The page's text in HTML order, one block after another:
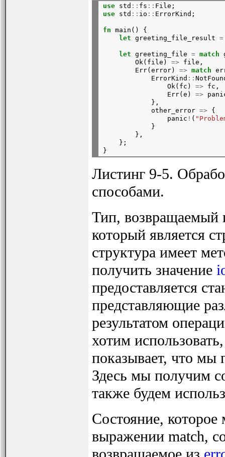
use std :: fs :: File;
use std :: io :: ErrorKind;
fn main() {
let greeting_file_result =
let greeting_file = match
        Ok(file)
=> file,
        Err(error)
=> match
            ErrorKind
::
                Ok(fc)
=> fc,
                Err(e)
=>
            },
            other_error
=> {
                panic
! (
            }
        },
    };
Листинг 9-5.
способами.
Тип, возвращаемый
который является
структура имеет
получить значение
предоставляется
представляющие
результатом
хотим
показывает, что
Здесь мы получим
также будем
Состояние,
выражении match,